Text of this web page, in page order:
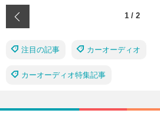
1 / 2
注目の記事 カーオーディオ
カーオーディオ特集記事